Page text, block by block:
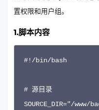
置权限和用户组。
1.脚本内容
#!/bin/bash
# 源目录
SOURCE_DIR="/